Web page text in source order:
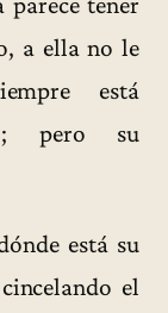
a ella no le
está
pero su
está su
el